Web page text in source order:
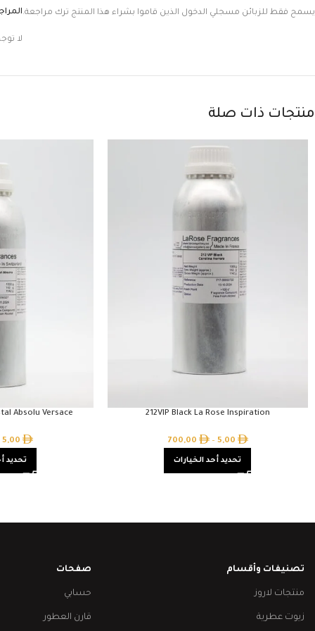
لا
يسمح فقط للزبائن مسجلي الدخول الذين قاموا بشراء هذا المنتج ترك مراجعة.
منتجات ذات صلة
212VIP Black La Rose Inspiration
5,00
–
700,00
تحديد أحد الخيارات
Absolu Versace
5,00
تحديد
تصنيفات وأقسام
منتجات لاروز
زيوت عطرية
صفحات
حسابي
قارن العطور